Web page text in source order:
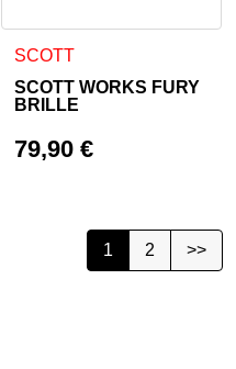
SCOTT
SCOTT WORKS FURY
BRILLE
79,90 €
1 2 >>